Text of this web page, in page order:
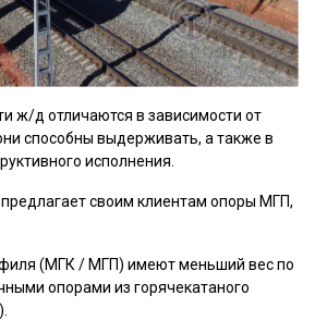
ж/д отличаются в зависимости от
способны выдерживать, а также в
исполнения.
своим клиентам опоры МГП,
(МГК / МГП) имеют меньший вес по
опорами из горячекатаного